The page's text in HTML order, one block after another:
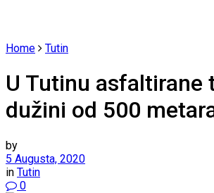
Home Tutin
U Tutinu asfaltirane
dužini od 500
by
5 Augusta, 2020
in Tutin
0